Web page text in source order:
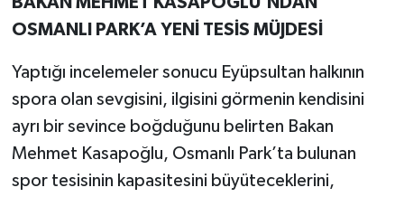
OSMANLI PARK’A YENİ TESİS MÜJDESİ
Yaptığı incelemeler sonucu Eyüpsultan halkının
spora olan sevgisini, ilgisini görmenin kendisini
ayrı bir sevince boğduğunu belirten Bakan
Mehmet Kasapoğlu, Osmanlı Park’ta bulunan
spor tesisinin kapasitesini büyüteceklerini,